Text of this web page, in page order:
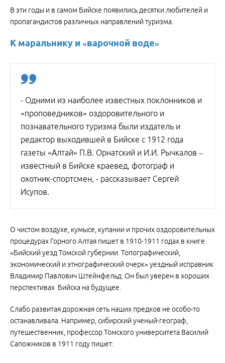
В эти годы и в самом Бийске появились десятки любителей и
пропагандистов различных направлений туризма.
К маральнику и «варочной воде»
- Одними из наиболее известных поклонников и
«проповедников» оздоровительного и
познавательного туризма были издатель и
редактор выходившей в Бийске с 1912 года
газеты «Алтай» П.В. Орнатский и И.И. Рычкалов –
известный в Бийске краевед, фотограф и
охотник-спортсмен, - рассказывает Сергей
Исупов.
О чистом воздухе, кумысе, купании и прочих оздоровительных
процедурах Горного Алтая пишет в 1910-1911 годах в книге
«Бийский уезд Томской губернии. Топографический,
экономический и этнографический очерк» уездный исправник
Владимир Павлович Штейнфельд. Он был уверен в хороших
перспективах Бийска на будущее.
Слабо развитая дорожная сеть наших предков не особо-то
останавливала. Например, сибирский ученый-географ,
путешественник, профессор Томского университета Василий
Сапожников в 1911 году пишет: